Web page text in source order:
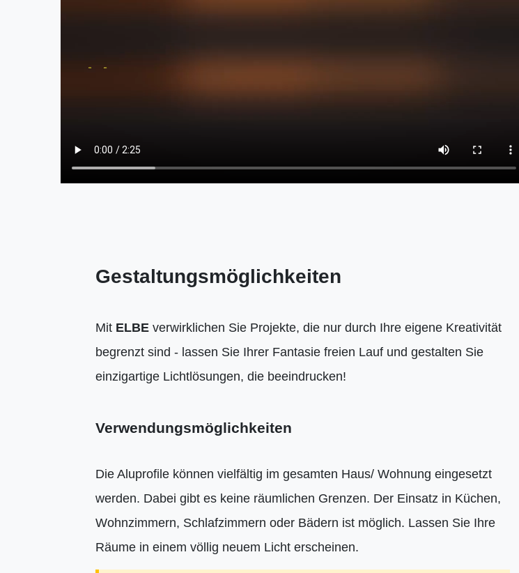
Gestaltungsmöglichkeiten
Mit ELBE verwirklichen Sie Projekte, die nur durch Ihre eigene Kreativität
begrenzt sind - lassen Sie Ihrer Fantasie freien Lauf und gestalten Sie
einzigartige Lichtlösungen, die beeindrucken!
Verwendungsmöglichkeiten
Die Aluprofile können vielfältig im gesamten Haus/ Wohnung eingesetzt
werden. Dabei gibt es keine räumlichen Grenzen. Der Einsatz in Küchen,
Wohnzimmern, Schlafzimmern oder Bädern ist möglich. Lassen Sie Ihre
Räume in einem völlig neuem Licht erscheinen.